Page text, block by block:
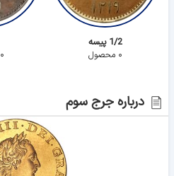
1/2 پیسه
۰ محصول ۰ محصول
درباره جرج سوم